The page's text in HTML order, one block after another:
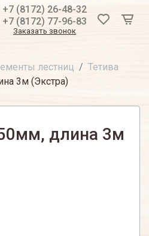
+7 (8172) 26-48-32
+7 (8172) 77-96-83
Заказать звонок
лестниц
Тетива
3м (Экстра)
длина 3м